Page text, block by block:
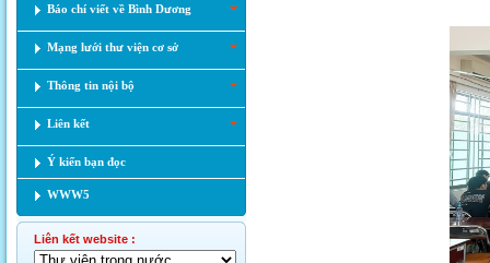
Báo chí viết về Bình Dương
Mạng lưới thư viện cơ sở
Thông tin nội bộ
Liên kết
Ý kiến bạn đọc
WWW5
Liên kết website :